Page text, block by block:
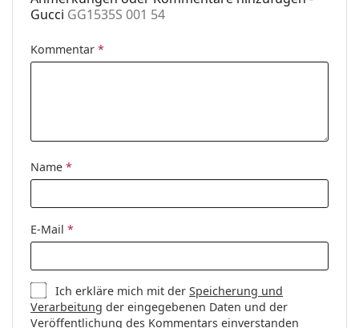
Gucci GG1535S 001 54
Kommentar *
Name *
E-Mail *
Ich erkläre mich mit derSpeicherung und
Verarbeitung der eingegebenen Daten und der
Veröffentlichung des Kommentars einverstanden